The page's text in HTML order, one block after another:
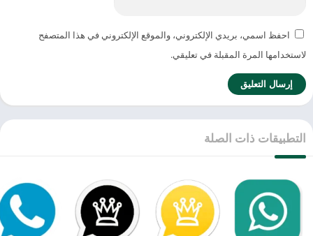
احفظ اسمي، بريدي الإلكتروني، والموقع الإلكتروني في هذا المتصفح
لاستخدامها المرة المقبلة في تعليقي.
التطبيقات ذات الصلة